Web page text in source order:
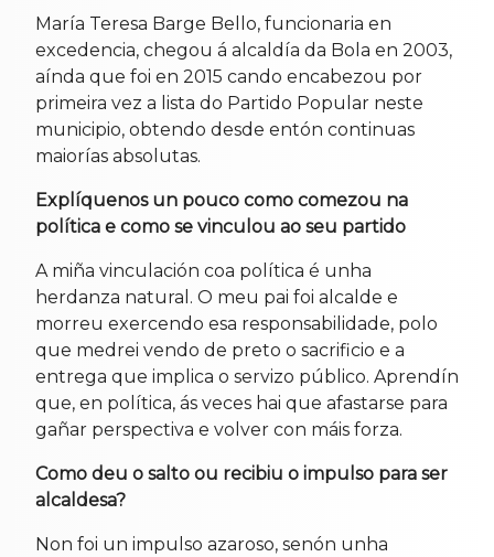
María Teresa Barge Bello, funcionaria en
excedencia, chegou á alcaldía da Bola en 2003,
aínda que foi en 2015 cando encabezou por
primeira vez a lista do Partido Popular neste
municipio, obtendo desde entón continuas
maiorías absolutas.
Explíquenos un pouco como comezou na
política e como se vinculou ao seu partido
A miña vinculación coa política é unha
herdanza natural. O meu pai foi alcalde e
morreu exercendo esa responsabilidade, polo
que medrei vendo de preto o sacrificio e a
entrega que implica o servizo público. Aprendín
que, en política, ás veces hai que afastarse para
gañar perspectiva e volver con máis forza.
Como deu o salto ou recibiu o impulso para ser
alcaldesa?
Non foi un impulso azaroso, senón unha